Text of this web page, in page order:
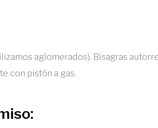
aglomerados). Bisagras
con pistón a gas.